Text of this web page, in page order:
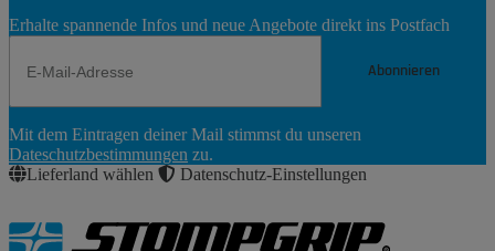
Erhalte spannende Infos und neue Angebote direkt ins Postfach
Abonnieren
Abonnieren
Mit dem Eintragen deiner Mail stimmst du unseren
Dateschutzbestimmungen zu.
Lieferland wählen
Datenschutz-Einstellungen